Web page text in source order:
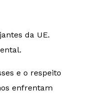
da UE.
e o respeito
enfrentam